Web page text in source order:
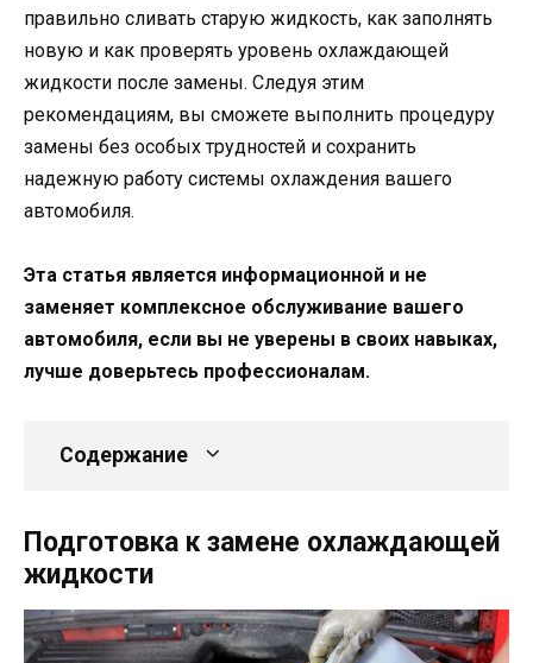
правильно сливать старую жидкость, как заполнять
новую и как проверять уровень охлаждающей
жидкости после замены. Следуя этим
рекомендациям, вы сможете выполнить процедуру
замены без особых трудностей и сохранить
надежную работу системы охлаждения вашего
автомобиля.
Эта статья является информационной и не
заменяет комплексное обслуживание вашего
автомобиля, если вы не уверены в своих навыках,
лучше доверьтесь профессионалам.
Содержание
Подготовка к замене охлаждающей
жидкости